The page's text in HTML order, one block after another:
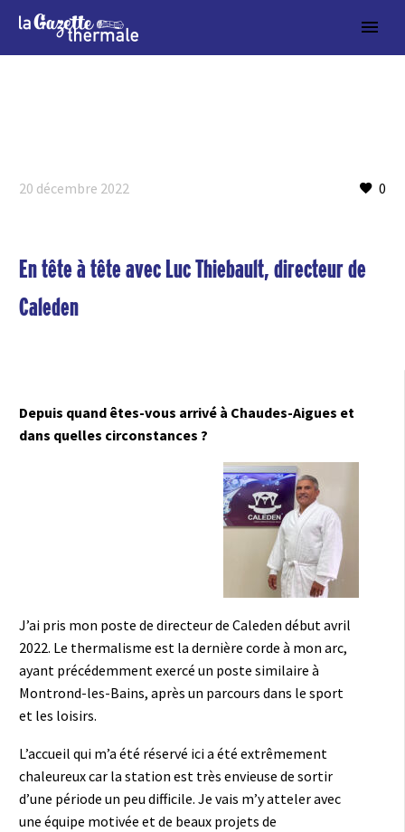
0
20 décembre 2022
En tête à tête avec Luc Thiebault, directeur de
Caleden
Depuis quand êtes-vous arrivé à Chaudes-Aigues et
dans quelles circonstances ?
J’ai pris mon poste de directeur de Caleden début avril
2022. Le thermalisme est la dernière corde à mon arc,
ayant précédemment exercé un poste similaire à
Montrond-les-Bains, après un parcours dans le sport
et les loisirs.
L’accueil qui m’a été réservé ici a été extrêmement
chaleureux car la station est très envieuse de sortir
d’une période un peu difficile. Je vais m’y atteler avec
une équipe motivée et de beaux projets de